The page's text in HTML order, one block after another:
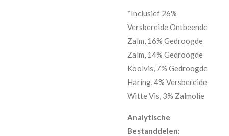
*Inclusief 26%
Versbereide Ontbeende
Zalm, 16% Gedroogde
Zalm, 14% Gedroogde
Koolvis, 7% Gedroogde
Haring, 4% Versbereide
Witte Vis, 3% Zalmolie
Analytische
Bestanddelen: